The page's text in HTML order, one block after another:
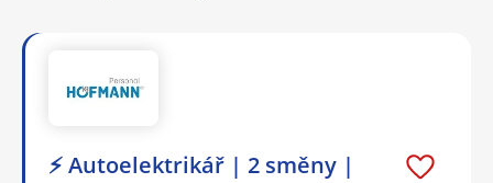
⚡ Autoelektrikář | 2 směny |